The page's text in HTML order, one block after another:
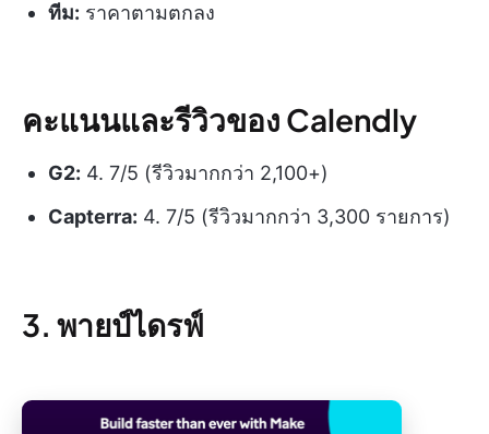
ทีม: ราคาตามตกลง
คะแนนและรีวิวของ Calendly
G2: 4. 7/5 (รีวิวมากกว่า 2,100+)
Capterra: 4. 7/5 (รีวิวมากกว่า 3,300 รายการ)
3. พายป์ไดรฟ์